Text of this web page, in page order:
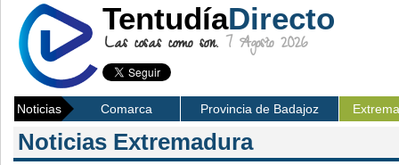
TentudíaDirecto
Las cosas como son. 7 Agosto 2026
Noticias Comarca Provincia de Badajoz
Noticias Extremadura